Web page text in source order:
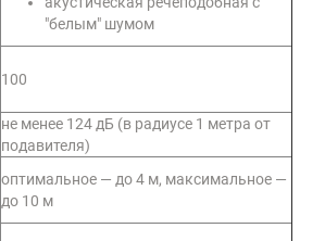
"белым" шумом
100
не менее 124 дБ (в радиусе 1 метра от
подавителя)
оптимальное — до 4 м, максимальное —
до 10 м